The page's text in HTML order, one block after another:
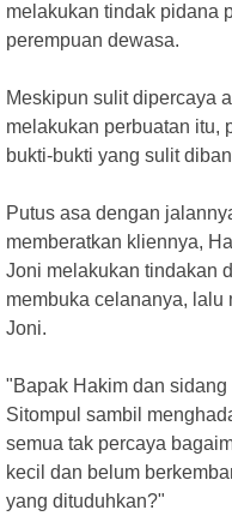
melakukan tindak pidana
perempuan dewasa.
Meskipun sulit dipercaya
melakukan perbuatan itu,
bukti-bukti yang sulit
Putus asa dengan
memberatkan kliennya,
Joni melakukan tindakan
membuka celananya, lalu
Joni.
"Bapak Hakim dan
Sitompul sambil
semua tak percaya
kecil dan belum
yang dituduhkan?"